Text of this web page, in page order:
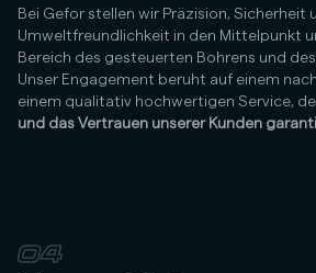
Bei Gefor stellen wir Präzision, Sicherheit
Umweltfreundlichkeit in den Mittelpunkt
Bereich des gesteuerten Bohrens und
Unser Engagement beruht auf einem
einem qualitativ hochwertigen Service,
und das Vertrauen unserer Kunden
04